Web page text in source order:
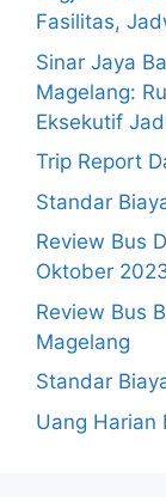
Fasilitas,
Sinar Jaya
Magelang:
Eksekutif
Trip Report
Standar
Review Bus
Oktober
Review Bus
Magelang
Standar
Uang Harian